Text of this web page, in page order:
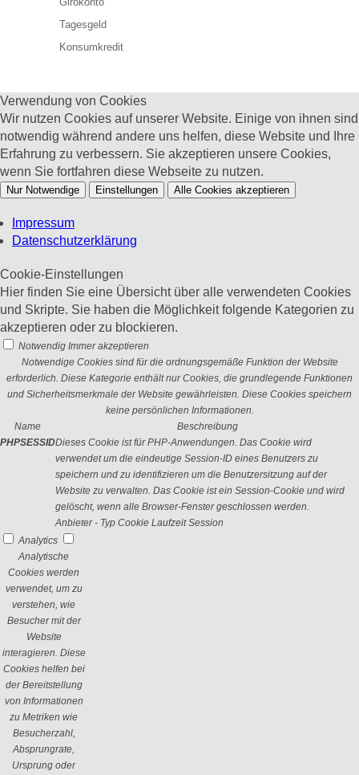
Tagesgeld
Konsumkredit
Verwendung von Cookies
Wir nutzen Cookies auf unserer Website. Einige von ihnen sind
notwendig während andere uns helfen, diese Website und Ihre
Erfahrung zu verbessern. Sie akzeptieren unsere Cookies,
wenn Sie fortfahren diese Webseite zu nutzen.
Nur Notwendige Einstellungen Alle Cookies akzeptieren
Impressum
Datenschutzerklärung
Cookie-Einstellungen
Hier finden Sie eine Übersicht über alle verwendeten Cookies
und Skripte. Sie haben die Möglichkeit folgende Kategorien zu
akzeptieren oder zu blockieren.
Notwendig Immer akzeptieren
Notwendige Cookies sind für die ordnungsgemäße Funktion der Website
erforderlich. Diese Kategorie enthält nur Cookies, die grundlegende Funktionen
und Sicherheitsmerkmale der Website gewährleisten. Diese Cookies speichern
keine persönlichen Informationen.
Name
Beschreibung
PHPSESSIDDieses Cookie ist für PHP-Anwendungen. Das Cookie wird
verwendet um die eindeutige Session-ID eines Benutzers zu
speichern und zu identifizieren um die Benutzersitzung auf der
Website zu verwalten. Das Cookie ist ein Session-Cookie und wird
gelöscht, wenn alle Browser-Fenster geschlossen werden.
Anbieter - Typ Cookie Laufzeit Session
Analytics
Analytische
Cookies werden
verwendet, um zu
verstehen, wie
Besucher mit der
Website
interagieren. Diese
Cookies helfen bei
der Bereitstellung
von Informationen
zu Metriken wie
Besucherzahl,
Absprungrate,
Ursprung oder